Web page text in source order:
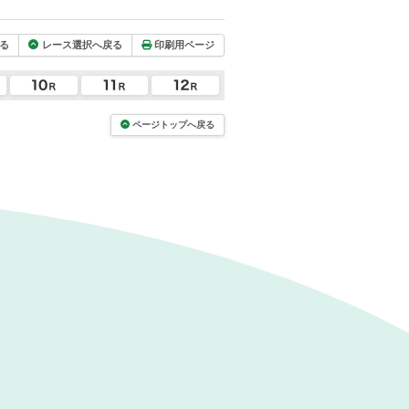
レース選択へ戻る 印刷用ページ
ページトップへ戻る